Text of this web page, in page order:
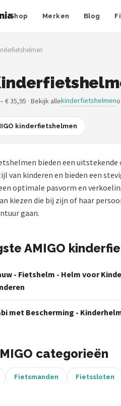
Shop Merken Blog
€ 35,95 · Bekijk allekinderfietshelmen
kinderfietshelmen
bieden een
van kinderen en bieden een
optimale pasvorm en
kiezen die bij zijn of haar
gaan.
AMIGO
- Fietshelm - Helm voor
met Bescherming -
categorieën
Fietsmanden Fietssloten